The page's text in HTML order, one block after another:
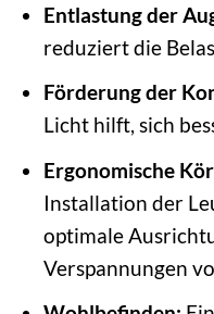
Entlastung der
reduziert die
Förderung der
Licht hilft, sich
Ergonomische
Installation der
optimale
Verspannungen